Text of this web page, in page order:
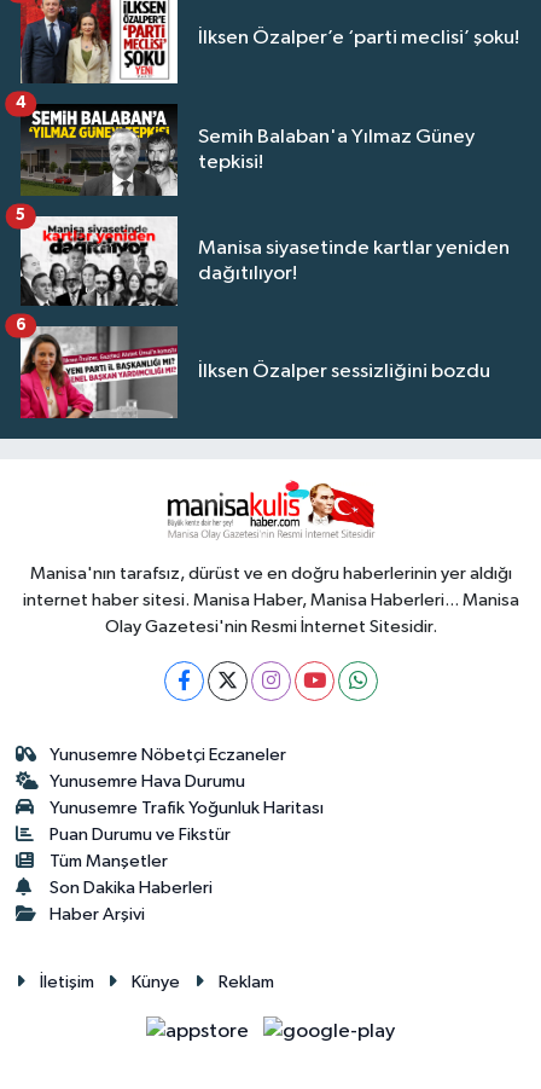
İlksen Özalper’e ‘parti meclisi’ şoku!
Semih Balaban'a Yılmaz Güney
tepkisi!
4
Manisa siyasetinde kartlar yeniden
dağıtılıyor!
5
İlksen Özalper sessizliğini bozdu
6
Manisa'nın tarafsız, dürüst ve en doğru haberlerinin yer aldığı
internet haber sitesi. Manisa Haber, Manisa Haberleri... Manisa
Olay Gazetesi'nin Resmi İnternet Sitesidir.
Yunusemre Nöbetçi Eczaneler
Yunusemre Hava Durumu
Yunusemre Trafik Yoğunluk Haritası
Puan Durumu ve Fikstür
Tüm Manşetler
Son Dakika Haberleri
Haber Arşivi
İletişim Künye Reklam